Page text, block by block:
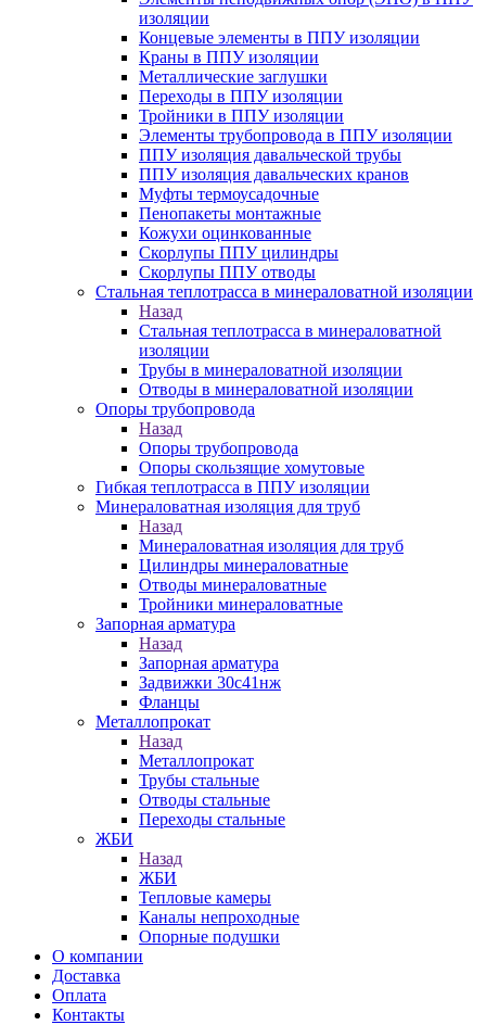
изоляции
Концевые элементы в ППУ изоляции
Краны в ППУ изоляции
Металлические заглушки
Переходы в ППУ изоляции
Тройники в ППУ изоляции
Элементы трубопровода в ППУ изоляции
ППУ изоляция давальческой трубы
ППУ изоляция давальческих кранов
Муфты термоусадочные
Пенопакеты монтажные
Кожухи оцинкованные
Скорлупы ППУ цилиндры
Скорлупы ППУ отводы
Стальная теплотрасса в минераловатной изоляции
Назад
Стальная теплотрасса в минераловатной
изоляции
Трубы в минераловатной изоляции
Отводы в минераловатной изоляции
Опоры трубопровода
Назад
Опоры трубопровода
Опоры скользящие хомутовые
Гибкая теплотрасса в ППУ изоляции
Минераловатная изоляция для труб
Назад
Минераловатная изоляция для труб
Цилиндры минераловатные
Отводы минераловатные
Тройники минераловатные
Запорная арматура
Назад
Запорная арматура
Задвижки 30с41нж
Фланцы
Металлопрокат
Назад
Металлопрокат
Трубы стальные
Отводы стальные
Переходы стальные
ЖБИ
Назад
ЖБИ
Тепловые камеры
Каналы непроходные
Опорные подушки
О компании
Доставка
Оплата
Контакты